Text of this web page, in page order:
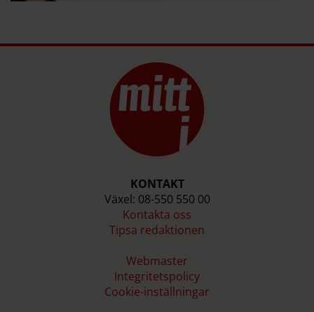
KONTAKT
Växel: 08-550 550 00
Kontakta oss
Tipsa redaktionen
Webmaster
Integritetspolicy
Cookie-inställningar